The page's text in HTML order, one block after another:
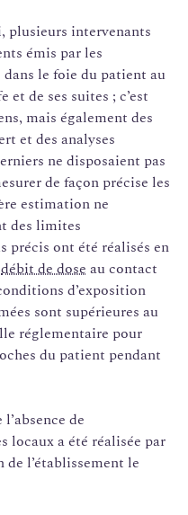
plusieurs intervenants
émis par les
le foie du patient au
et de ses suites ; c’est
mais également des
et des analyses
ne disposaient pas
de façon précise les
estimation ne
des limites
précis ont été réalisés en
débit de dose au contact
d’exposition
sont supérieures au
réglementaire pour
du patient pendant
de
locaux a été réalisée par
l’établissement le